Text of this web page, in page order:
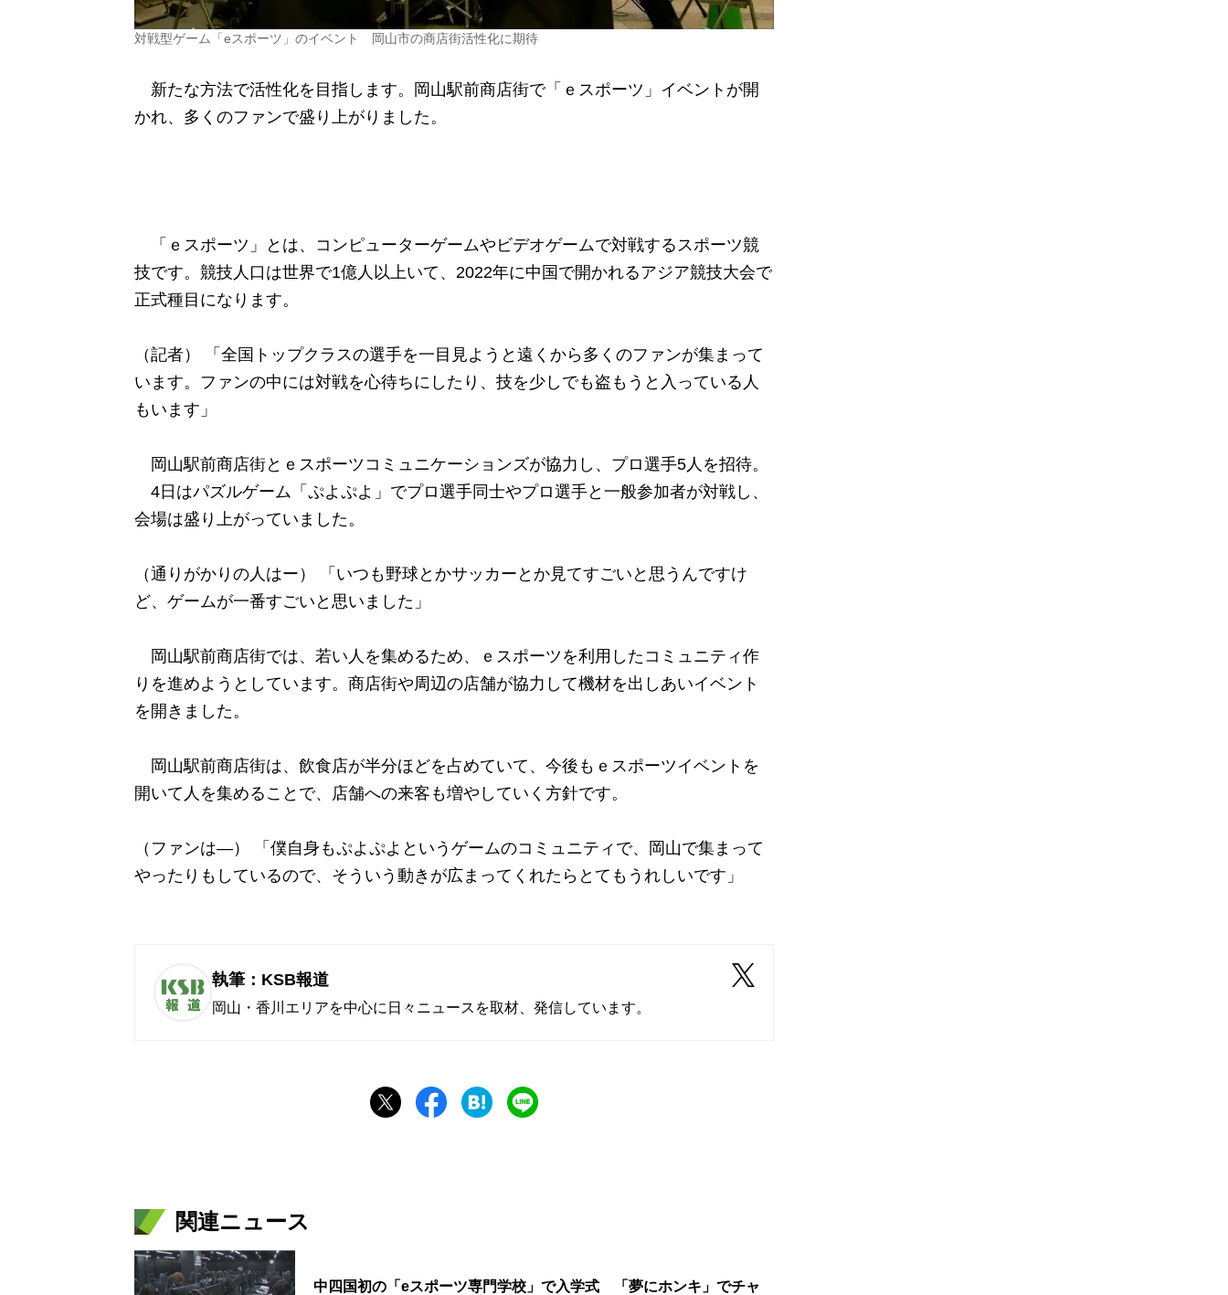
対戦型ゲーム「eスポーツ」のイベント 岡山市の商店街活性化に期待
新たな方法で活性化を目指します。岡山駅前商店街で「ｅスポーツ」イベントが開
かれ、多くのファンで盛り上がりました。
「ｅスポーツ」とは、コンピューターゲームやビデオゲームで対戦するスポーツ競
技です。競技人口は世界で1億人以上いて、2022年に中国で開かれるアジア競技大会で
正式種目になります。
（記者） 「全国トップクラスの選手を一目見ようと遠くから多くのファンが集まって
います。ファンの中には対戦を心待ちにしたり、技を少しでも盗もうと入っている人
もいます」
岡山駅前商店街とｅスポーツコミュニケーションズが協力し、プロ選手5人を招待。
4日はパズルゲーム「ぷよぷよ」でプロ選手同士やプロ選手と一般参加者が対戦し、
会場は盛り上がっていました。
（通りがかりの人はー） 「いつも野球とかサッカーとか見てすごいと思うんですけ
ど、ゲームが一番すごいと思いました」
岡山駅前商店街では、若い人を集めるため、ｅスポーツを利用したコミュニティ作
りを進めようとしています。商店街や周辺の店舗が協力して機材を出しあいイベント
を開きました。
岡山駅前商店街は、飲食店が半分ほどを占めていて、今後もｅスポーツイベントを
開いて人を集めることで、店舗への来客も増やしていく方針です。
（ファンは―） 「僕自身もぷよぷよというゲームのコミュニティで、岡山で集まって
やったりもしているので、そういう動きが広まってくれたらとてもうれしいです」
執筆：KSB報道
岡山・香川エリアを中心に日々ニュースを取材、発信しています。
関連ニュース
中四国初の「eスポーツ専門学校」で入学式 「夢にホンキ」でチャ